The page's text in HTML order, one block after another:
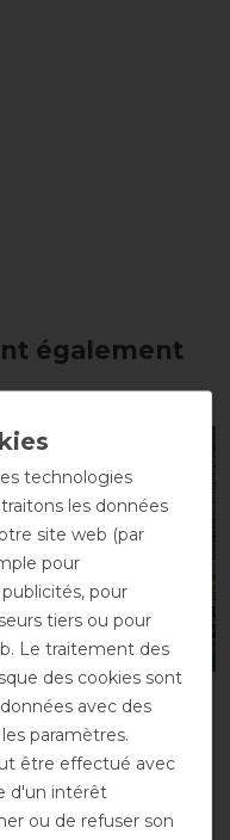
également
-10%
Amigo
Hoody
134,90 €
€ *
technologies
les données
site web (par
pour
pour
tiers ou pour
Le traitement des
des cookies sont
avec des
paramètres.
être effectué avec
d'un intérêt
ou de refuser son